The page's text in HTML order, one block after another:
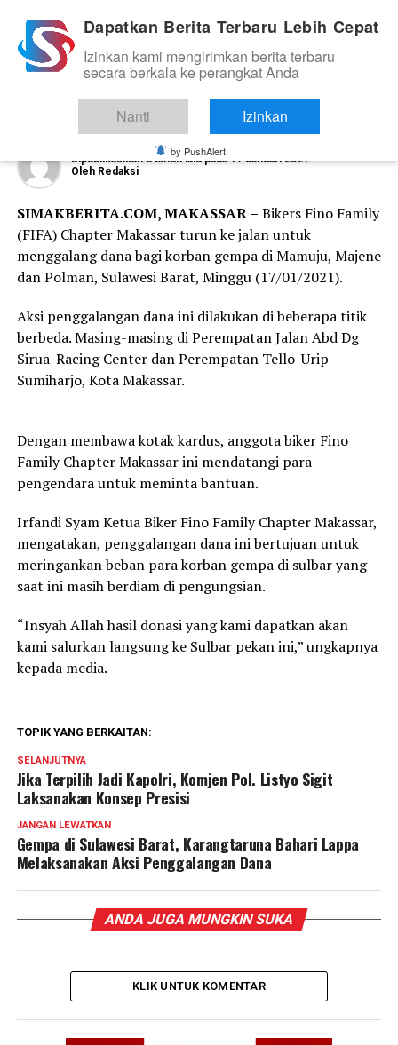
NEWS
FIFA Chapter Makassar Galang Dana
Untuk Korban Gempa Sulbar
Dipublikasikan 6 tahun lalu pada 17 Januari 2021
Oleh Redaksi
SIMAKBERITA.COM, MAKASSAR – Bikers Fino Family
(FIFA) Chapter Makassar turun ke jalan untuk
menggalang dana bagi korban gempa di Mamuju, Majene
dan Polman, Sulawesi Barat, Minggu (17/01/2021).
Aksi penggalangan dana ini dilakukan di beberapa titik
berbeda. Masing-masing di Perempatan Jalan Abd Dg
Sirua-Racing Center dan Perempatan Tello-Urip
Sumiharjo, Kota Makassar.
Dengan membawa kotak kardus, anggota biker Fino
Family Chapter Makassar ini mendatangi para
pengendara untuk meminta bantuan.
Irfandi Syam Ketua Biker Fino Family Chapter Makassar,
mengatakan, penggalangan dana ini bertujuan untuk
meringankan beban para korban gempa di sulbar yang
saat ini masih berdiam di pengungsian.
“Insyah Allah hasil donasi yang kami dapatkan akan
kami salurkan langsung ke Sulbar pekan ini,” ungkapnya
kepada media.
TOPIK YANG BERKAITAN:
SELANJUTNYA
Jika Terpilih Jadi Kapolri, Komjen Pol. Listyo Sigit
Laksanakan Konsep Presisi
JANGAN LEWATKAN
Gempa di Sulawesi Barat, Karangtaruna Bahari Lappa
Melaksanakan Aksi Penggalangan Dana
ANDA JUGA MUNGKIN SUKA
KLIK UNTUK KOMENTAR
Dapatkan Berita Terbaru Lebih Cepat
Izinkan kami mengirimkan berita terbaru
secara berkala ke perangkat Anda
Nanti Izinkan
by PushAlert